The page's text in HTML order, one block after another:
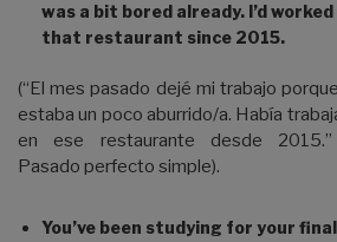
was a bit bored already. I’d worked
that restaurant since 2015.
(“El mes pasado dejé mi trabajo
estaba un poco aburrido/a. Había
en ese restaurante desde
Pasado perfecto simple).
You’ve been studying for your final